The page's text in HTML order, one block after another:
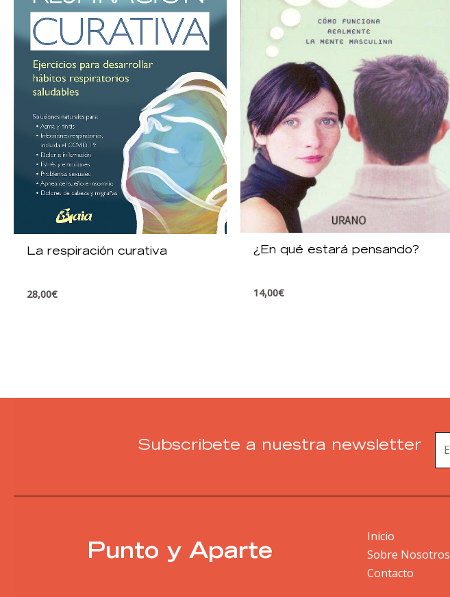
La respiración curativa
28,00€
¿En qué estará pensando?
14,00€
Subscribete a nuestra newsletter
Punto y Aparte
Inicio
Sobre Nosotros
Contacto